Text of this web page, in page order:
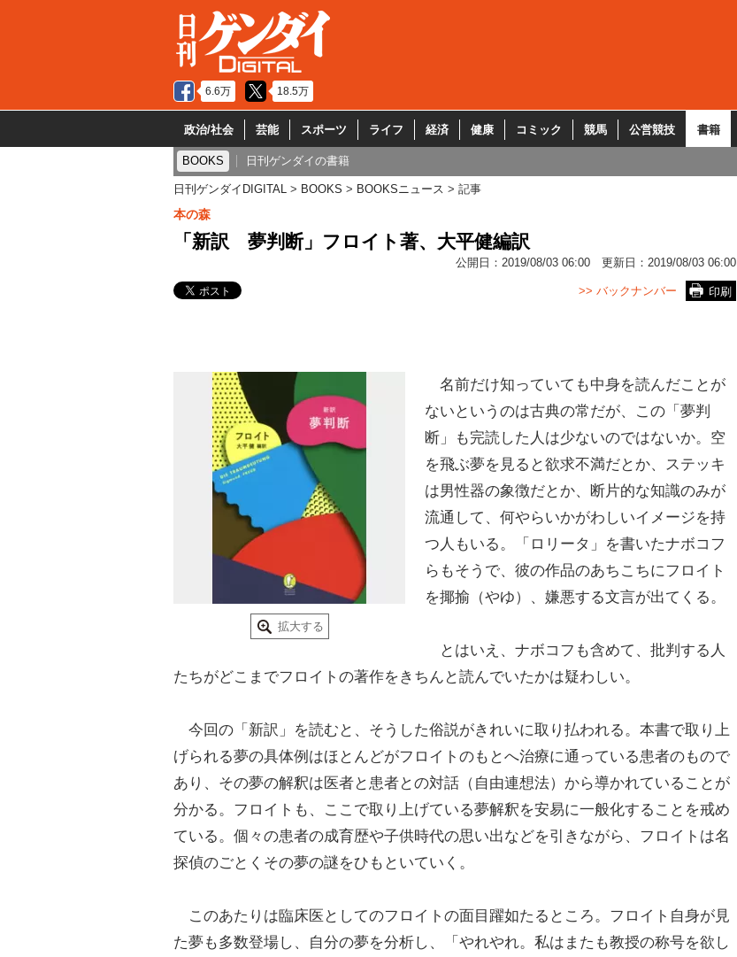
6.6万 18.5万
政治/社会 芸能 スポーツ ライフ 経済 健康 コミック 競馬 公営競技 書籍
BOOKS 日刊ゲンダイの書籍
日刊ゲンダイDIGITAL BOOKS BOOKSニュース 記事
本の森
「新訳 夢判断」フロイト著、大平健編訳
公開日： 2019/08/03 06:00 更新日： 2019/08/03 06:00
印刷
>> バックナンバー
拡大する
名前だけ知っていても中身を読んだことが
ないというのは古典の常だが、この「夢判
断」も完読した人は少ないのではないか。空
を飛ぶ夢を見ると欲求不満だとか、ステッキ
は男性器の象徴だとか、断片的な知識のみが
流通して、何やらいかがわしいイメージを持
つ人もいる。「ロリータ」を書いたナボコフ
らもそうで、彼の作品のあちこちにフロイト
を揶揄（やゆ）、嫌悪する文言が出てくる。
とはいえ、ナボコフも含めて、批判する人
たちがどこまでフロイトの著作をきちんと読んでいたかは疑わしい。
今回の「新訳」を読むと、そうした俗説がきれいに取り払われる。本書で取り上
げられる夢の具体例はほとんどがフロイトのもとへ治療に通っている患者のもので
あり、その夢の解釈は医者と患者との対話（自由連想法）から導かれていることが
分かる。フロイトも、ここで取り上げている夢解釈を安易に一般化することを戒め
ている。個々の患者の成育歴や子供時代の思い出などを引きながら、フロイトは名
探偵のごとくその夢の謎をひもといていく。
このあたりは臨床医としてのフロイトの面目躍如たるところ。フロイト自身が見
た夢も多数登場し、自分の夢を分析し、「やれやれ。私はまたも教授の称号を欲し